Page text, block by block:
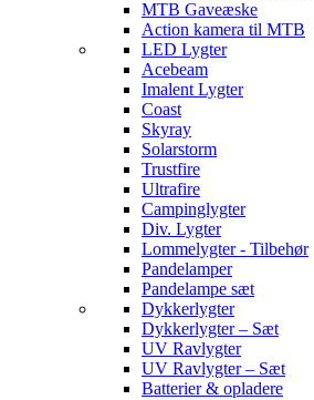
MTB Gaveæske
Action kamera til MTB
LED Lygter
Acebeam
Imalent Lygter
Coast
Skyray
Solarstorm
Trustfire
Ultrafire
Campinglygter
Div. Lygter
Lommelygter - Tilbehør
Pandelamper
Pandelampe sæt
Dykkerlygter
Dykkerlygter – Sæt
UV Ravlygter
UV Ravlygter – Sæt
Batterier & opladere